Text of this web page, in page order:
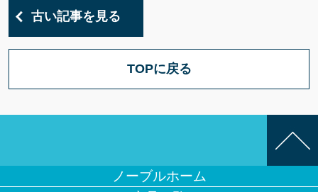
古い記事を見る
TOPに戻る
ノーブルホーム